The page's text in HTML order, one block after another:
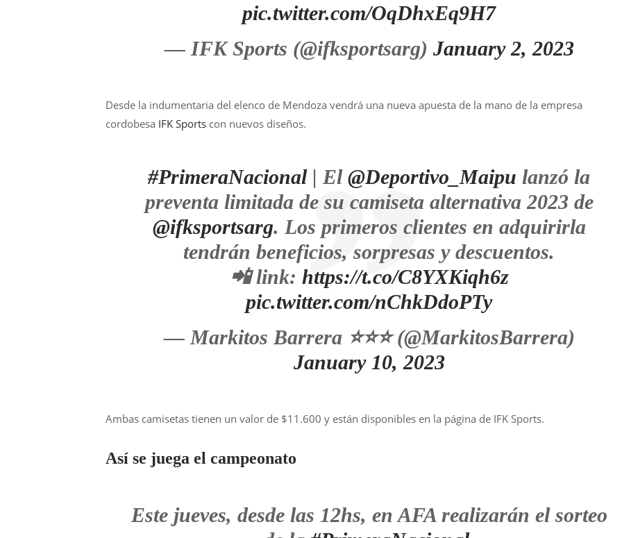
pic.twitter.com/OqDhxEq9H7
— IFK Sports (@ifksportsarg) January 2, 2023
Desde la indumentaria del elenco de Mendoza vendrá una nueva apuesta de la mano de la empresa
cordobesa IFK Sports con nuevos diseños.
#PrimeraNacional| El@Deportivo_Maipu lanzó la
preventa limitada de su camiseta alternativa 2023 de
@ifksportsarg. Los primeros clientes en adquirirla
tendrán beneficios, sorpresas y descuentos.
📲 link: https://t.co/C8YXKiqh6z
pic.twitter.com/nChkDdoPTy
— Markitos Barrera ⭐️⭐️⭐️ (@MarkitosBarrera)
January 10, 2023
Ambas camisetas tienen un valor de $11.600 y están disponibles en la página de IFK Sports.
Así se juega el campeonato
Este jueves, desde las 12hs, en AFA realizarán el sorteo